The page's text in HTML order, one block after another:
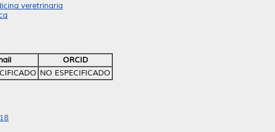
veretrinaria
ORCID
NO ESPECIFICADO